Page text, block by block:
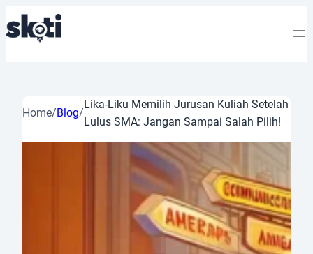
Home/Blog/
Lika-Liku Memilih Jurusan Kuliah Setelah
Lulus SMA: Jangan Sampai Salah Pilih!